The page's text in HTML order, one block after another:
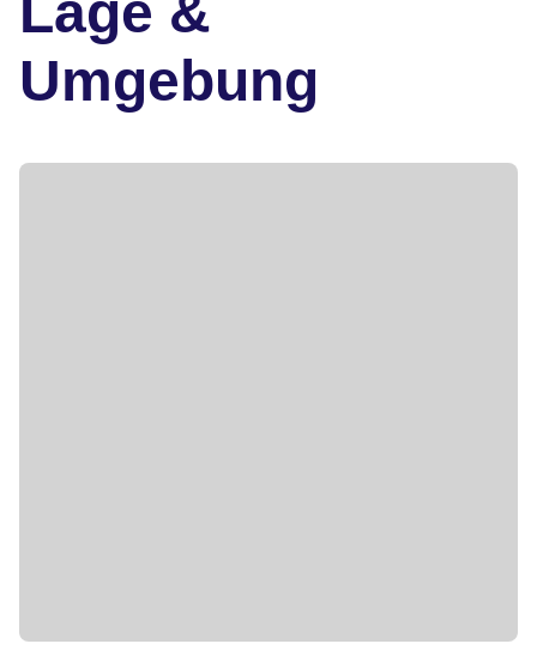
Umgebung